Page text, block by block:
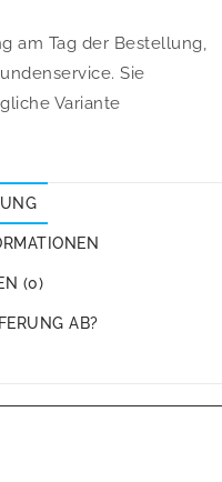
am Tag der Bestellung,
Sie
Variante
(0)
AB?